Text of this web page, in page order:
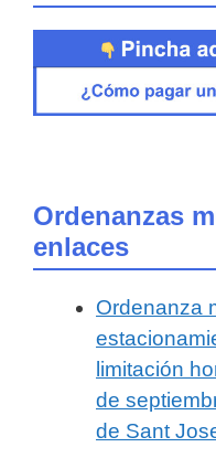
Ordenanzas
enlaces
Ordenanza
limitación
de
de Sant